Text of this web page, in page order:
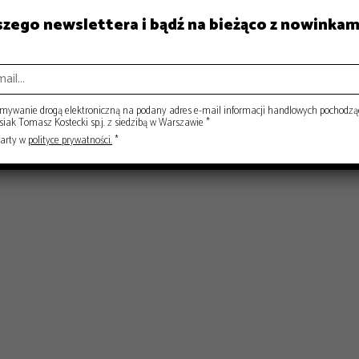
RYNEK
newslettera i bądź na bieżąco z
drogą elektroniczną na podany adres e-mail informacji handlowych
Tomasz Kostecki sp.j. z siedzibą w Warszawie *
wpolityce prywatności.*